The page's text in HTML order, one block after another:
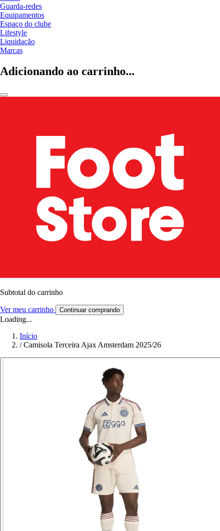
Guarda-redes
Equipamentos
Espaço do clube
Lifestyle
Liquidação
Marcas
Adicionando ao carrinho...
Subtotal do carrinho
Ver meu carrinho Continuar comprando
Loading...
Início
/ Camisola Terceira Ajax Amsterdam 2025/26